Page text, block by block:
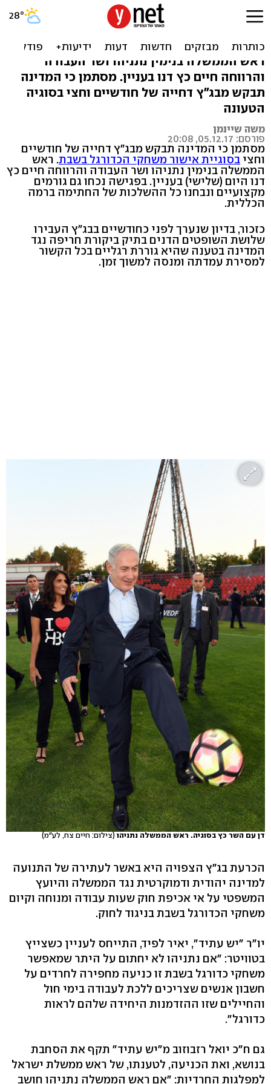
כדורגל בשבת? המדינה תבקש
ארכה מבג"ץ
ראש הממשלה בנימין נתניהו ושר העבודה
והרווחה חיים כץ דנו בעניין. מסתמן כי המדינה
תבקש מבג"ץ דחייה של חודשיים וחצי בסוגיה
הטעונה
משה שיינמן
פורסם: 05.12.17, 20:08
מסתמן כי המדינה תבקש מבג"ץ דחייה של חודשיים
וחצי בסוגיית אישור משחקי הכדורגל בשבת. ראש
הממשלה בנימין נתניהו ושר העבודה והרווחה חיים כץ
דנו היום (שלישי) בעניין. בפגישה נכחו גם גורמים
מקצועיים ונבחנו כל ההשלכות של החתימה ברמה
הכללית.
כזכור, בדיון שנערך לפני כחודשיים בבג"ץ העבירו
שלושת השופטים הדנים בתיק ביקורת חריפה נגד
המדינה בטענה שהיא גוררת רגליים בכל הקשור
למסירת עמדתה ומנסה למשוך זמן.
דן עם השר כץ בסוגיה. ראש הממשלה נתניהו (צילום: חיים צח, לע"מ)
הכרעת בג"ץ הצפויה היא באשר לעתירה של התנועה
למדינה יהודית ודמוקרטית נגד הממשלה והיועץ
המשפטי על אי אכיפת חוק שעות עבודה ומנוחה וקיום
משחקי הכדורגל בשבת בניגוד לחוק.
יו"ר "יש עתיד", יאיר לפיד, התייחס לעניין כשצייץ
בטוויטר: "אם נתניהו לא יחתום על היתר שמאפשר
משחקי כדורגל בשבת זו כניעה מחפירה לחרדים על
חשבון אנשים שצריכים ללכת לעבודה בימי חול
והחיילים שזו ההזדמנות היחידה שלהם לראות
כדורגל".
גם ח"כ יואל רזבוזוב מ"יש עתיד" תקף את הסחבת
בנושא, ואת הכניעה, לטענתו, של ראש ממשלת ישראל
למפלגות החרדיות: "אם ראש הממשלה נתניהו חושב